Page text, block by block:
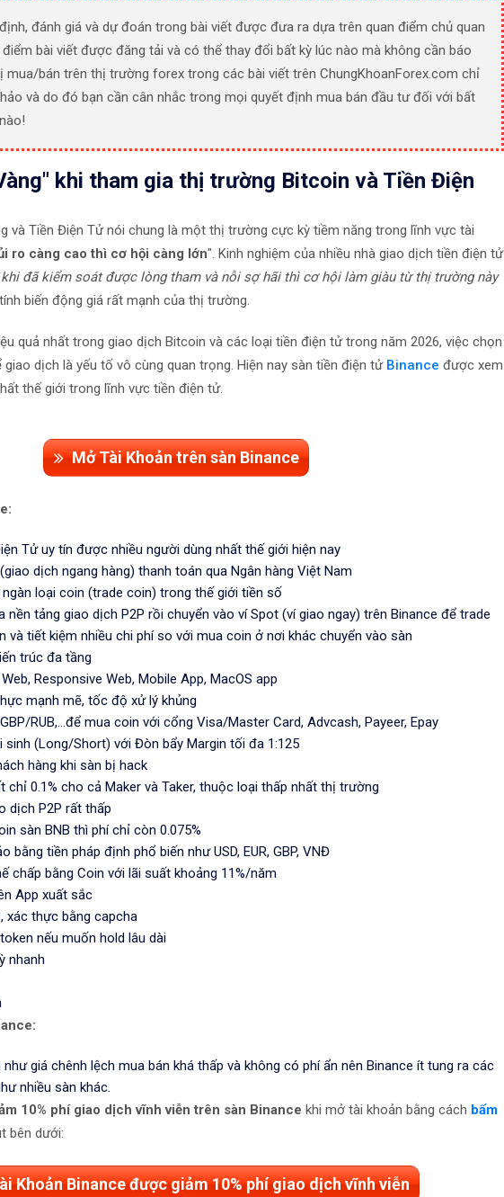
đánh giá và dự đoán trong bài viết được đưa ra dựa trên quan điểm chủ quan
bài viết được đăng tải và có thể thay đổi bất kỳ lúc nào mà không cần báo
mua/bán trên thị trường forex trong các bài viết trên ChungKhoanForex.com chỉ
và do đó bạn cần cân nhắc trong mọi quyết định mua bán đầu tư đối với bất
khi tham gia thị trường Bitcoin và Tiền Điện
và Tiền Điện Tử nói chung là một thị trường cực kỳ tiềm năng trong lĩnh vực tài
ro càng cao thì cơ hội càng lớn". Kinh nghiệm của nhiều nhà giao dịch tiền điện tử
đã kiểm soát được lòng tham và nỗi sợ hãi thì cơ hội làm giàu từ thị trường này
biến động giá rất mạnh của thị trường.
quả nhất trong giao dịch Bitcoin và các loại tiền điện tử trong năm 2026, việc chọn
dịch là yếu tố vô cùng quan trọng. Hiện nay sàn tiền điện tử Binance được xem
thế giới trong lĩnh vực tiền điện tử.
Mở Tài Khoản trên sàn Binance
Tử uy tín được nhiều người dùng nhất thế giới hiện nay
dịch ngang hàng) thanh toán qua Ngân hàng Việt Nam
loại coin (trade coin) trong thế giới tiền số
nền tảng giao dịch P2P rồi chuyển vào ví Spot (ví giao ngay) trên Binance để trade
và tiết kiệm nhiều chi phí so với mua coin ở nơi khác chuyển vào sàn
trúc đa tầng
Responsive Web, Mobile App, MacOS app
mạnh mẽ, tốc độ xử lý khủng
RUB,...để mua coin với cổng Visa/Master Card, Advcash, Payeer, Epay
sinh (Long/Short) với Đòn bẩy Margin tối đa 1:125
hàng khi sàn bị hack
chỉ 0.1% cho cả Maker và Taker, thuộc loại thấp nhất thị trường
dịch P2P rất thấp
sàn BNB thì phí chỉ còn 0.075%
bằng tiền pháp định phổ biến như USD, EUR, GBP, VNĐ
chấp bằng Coin với lãi suất khoảng 11%/năm
App xuất sắc
xác thực bằng capcha
nếu muốn hold lâu dài
nhanh
giá chênh lệch mua bán khá thấp và không có phí ẩn nên Binance ít tung ra các
nhiều sàn khác.
10% phí giao dịch vĩnh viễn trên sàn Binance khi mở tài khoản bằng cách bấm
bên dưới:
Khoản Binance được giảm 10% phí giao dịch vĩnh viễn